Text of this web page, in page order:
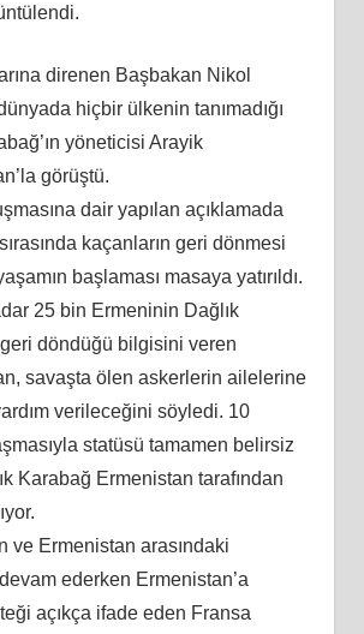
direnen Başbakan Nikol
hiçbir ülkenin tanımadığı
yöneticisi Arayik
görüştü.
dair yapılan açıklamada
kaçanların geri dönmesi
başlaması masaya yatırıldı.
25 bin Ermeninin Dağlık
geri döndüğü bilgisini veren
savaşta ölen askerlerin ailelerine
verileceğini söyledi. 10
statüsü tamamen belirsiz
Karabağ Ermenistan tarafından
ve Ermenistan arasındaki
ederken Ermenistan’a
açıkça ifade eden Fransa